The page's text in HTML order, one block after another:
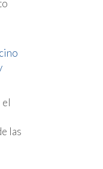
las